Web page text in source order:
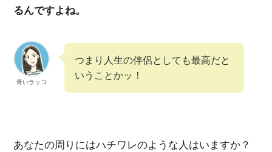
るんですよね。
青いラッコ
つまり人生の伴侶としても最高だと
いうことかッ！
あなたの周りにはハチワレのような人はいますか？